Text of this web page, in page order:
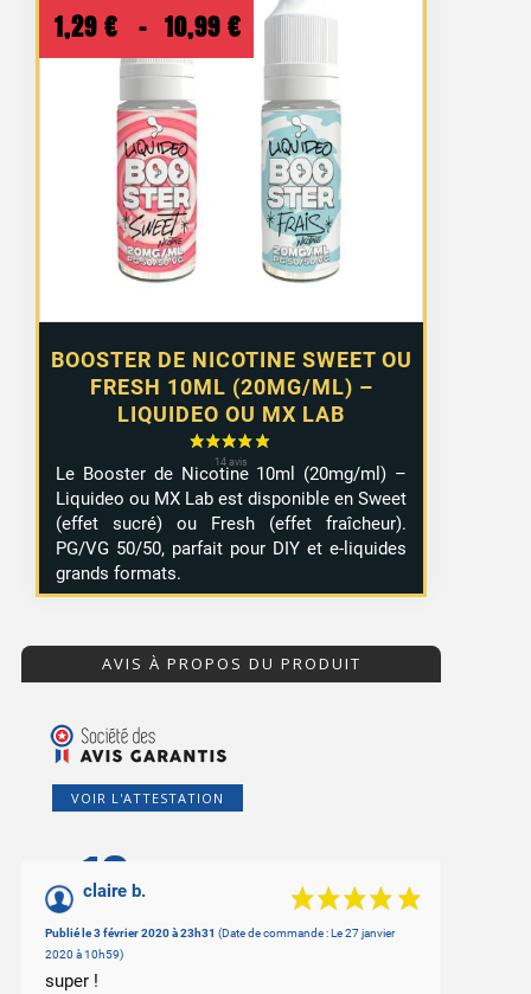
BOOSTER DE NICOTINE SWEET OU
FRESH 10ML (20MG/ML) –
LIQUIDEO OU MX LAB
1,29 € – 10,99 €
Plage
de
prix :
1,29 €
10,99 €
Le Booster de Nicotine 10ml (20mg/ml) –
Liquideo ou MX Lab est disponible en Sweet
(effet sucré) ou Fresh (effet fraîcheur).
PG/VG 50/50, parfait pour DIY et e-liquides
grands formats.
AVIS À PROPOS DU PRODUIT
VOIR L'ATTESTATION
10/10
Basé sur 3 avis
claire b.
Publié le 3 février 2020 à 23h31 (Date de commande : Le 27 janvier
2020 à 10h59)
super !